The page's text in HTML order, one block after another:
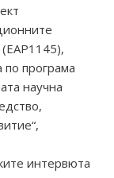
програма
научна
интервюта